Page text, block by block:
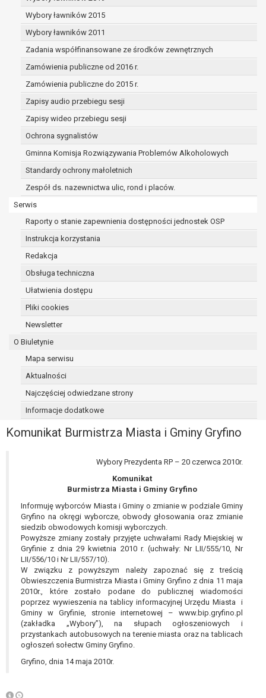
Wybory ławników 2015
Wybory ławników 2011
Zadania współfinansowane ze środków zewnętrznych
Zamówienia publiczne od 2016 r.
Zamówienia publiczne do 2015 r.
Zapisy audio przebiegu sesji
Zapisy wideo przebiegu sesji
Ochrona sygnalistów
Gminna Komisja Rozwiązywania Problemów Alkoholowych
Standardy ochrony małoletnich
Zespół ds. nazewnictwa ulic, rond i placów.
Serwis
Raporty o stanie zapewnienia dostępności jednostek OSP
Instrukcja korzystania
Redakcja
Obsługa techniczna
Ułatwienia dostępu
Pliki cookies
Newsletter
O Biuletynie
Mapa serwisu
Aktualności
Najczęściej odwiedzane strony
Informacje dodatkowe
Komunikat Burmistrza Miasta i Gminy Gryfino
Wybory Prezydenta RP – 20 czerwca 2010r.
Komunikat
Burmistrza Miasta i Gminy Gryfino
Informuję wyborców Miasta i Gminy o zmianie w podziale Gminy
Gryfino na okręgi wyborcze, obwody głosowania oraz zmianie
siedzib obwodowych komisji wyborczych.
Powyższe zmiany zostały przyjęte uchwałami Rady Miejskiej w
Gryfinie z dnia 29 kwietnia 2010 r. (uchwały: Nr LII/555/10, Nr
LII/556/10 i Nr LII/557/10).
W związku z powyższym należy zapoznać się z treścią
Obwieszczenia Burmistrza Miasta i Gminy Gryfino z dnia 11 maja
2010r., które zostało podane do publicznej wiadomości
poprzez wywieszenia na tablicy informacyjnej Urzędu Miasta i
Gminy w Gryfinie, stronie internetowej – www.bip.gryfino.pl
(zakładka „Wybory”), na słupach ogłoszeniowych i
przystankach autobusowych na terenie miasta oraz na tablicach
ogłoszeń sołectw Gminy Gryfino.
Gryfino, dnia 14 maja 2010r.
celu wywiązania się z obowiązku
prawo do żądania ograniczenia
przetwarzania danych osobowych na
podstawie art. 18 RODO, w przypadku gdy:
osoba, której dane dotyczą
kwestionuje prawidłowość danych
osobowych – na okres pozwalający
administratorowi sprawdzić
przetwarzanie danych jest niezgodne
z prawem, a osoba, której dane
dotyczą, sprzeciwia się usunięciu
danych, żądając w zamian ich
ograniczenia,
danych dla swoich celów, ale osoba,
której dane dotyczą, potrzebuje ich do
ustalenia, obrony lub dochodzenia
roszczeń,
osoba, której dane dotyczą, wniosła
sprzeciw wobec przetwarzania
danych - do czasu ustalenia czy
prawnie uzasadnione podstawy po
podstawie art. 20 RODO, w przypadku gdy
przetwarzanie danych odbywa się na
której dane dotyczą lub na podstawie
zgody wyrażonej przez tą osobę,
zautomatyzowany;
danych na podstawie art. 21 RODO, wobec
podstawą prawną jest:
niezbędność przetwarzania do
wykonania zadania realizowanego w
interesie publicznym lub w ramach
sprawowania władzy publicznej
powierzonej administratorowi bądź
niezbędność przetwarzania do celów
wynikających z prawnie
uzasadnionych interesów
realizowanych przez administratora
lub przez stronę trzecią.
szczególną sytuacją. W razie wniesienia